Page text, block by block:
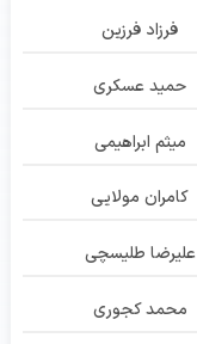
فرزاد فرزین
حمید عسکری
میثم ابراهیمی
کامران مولایی
علیرضا طلیسچی
محمد کجوری